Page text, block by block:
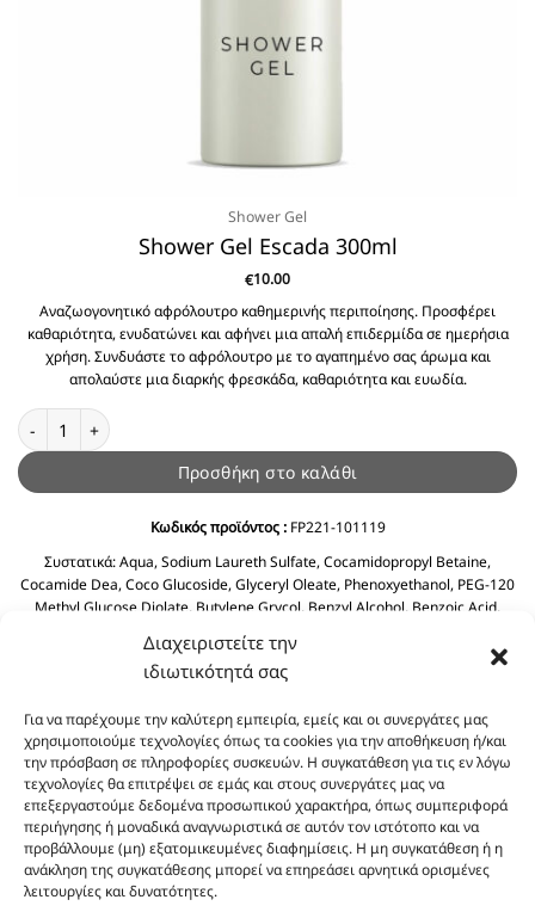
Διαχειριστείτε την
ιδιωτικότητά σας
Για να παρέχουμε την καλύτερη εμπειρία, εμείς και οι συνεργάτες μας
χρησιμοποιούμε τεχνολογίες όπως τα cookies για την αποθήκευση ή/και
την πρόσβαση σε πληροφορίες συσκευών. Η συγκατάθεση για τις εν λόγω
τεχνολογίες θα επιτρέψει σε εμάς και στους συνεργάτες μας να
επεξεργαστούμε δεδομένα προσωπικού χαρακτήρα, όπως συμπεριφορά
περιήγησης ή μοναδικά αναγνωριστικά σε αυτόν τον ιστότοπο και να
προβάλλουμε (μη) εξατομικευμένες διαφημίσεις. Η μη συγκατάθεση ή η
ανάκληση της συγκατάθεσης μπορεί να επηρεάσει αρνητικά ορισμένες
λειτουργίες και δυνατότητες.
Shower Gel
Shower Gel Escada 300ml
€10.00
Αναζωογονητικό αφρόλουτρο καθημερινής περιποίησης. Προσφέρει
καθαριότητα, ενυδατώνει και αφήνει μια απαλή επιδερμίδα σε ημερήσια
χρήση. Συνδυάστε το αφρόλουτρο με το αγαπημένο σας άρωμα και
απολαύστε μια διαρκής φρεσκάδα, καθαριότητα και ευωδία.
Shower Gel Escada 300ml ποσότητα
Προσθήκη στο καλάθι
Κωδικός προϊόντος :FP221-101119
Συστατικά:Aqua, Sodium Laureth Sulfate, Cocamidopropyl Betaine,
Cocamide Dea, Coco Glucoside, Glyceryl Oleate, Phenoxyethanol, PEG-120
Methyl Glucose Diolate, Butylene Grycol, Benzyl Alcohol, Benzoic Acid,
Europaea (Olive) Fruit Olive Oil, Sodium Benzoate, Sodium Sulfate, Citric
Acid.
Οι φωτογραφίες των προϊόντων είναι ενδεικτικές
και δεν είναι προς πώληση το εικονιζόμενο προϊόν.